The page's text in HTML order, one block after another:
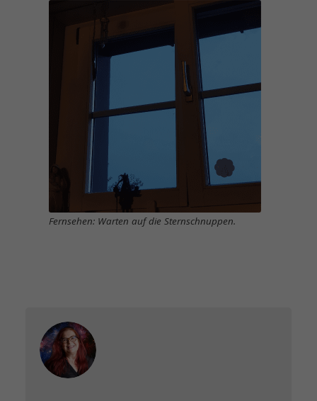
Fernsehen: Warten auf die Sternschnuppen.